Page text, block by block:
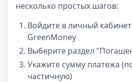
несколько простых шагов:
Войдите в личный
GreenMoney
Выберите раздел
Укажите сумму платежа
частичную)